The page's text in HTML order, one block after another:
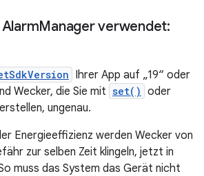
Manager verwendet:
Ihrer App auf „19“ oder
Wecker, die Sie mit set() oder
erstellen, ungenau.
Energieeffizienz werden Wecker von
zur selben Zeit klingeln, jetzt in
muss das System das Gerät nicht